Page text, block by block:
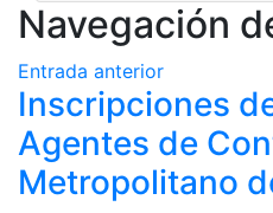
Navegación
Entrada anterior
Inscripciones
Agentes de
Metropolitano